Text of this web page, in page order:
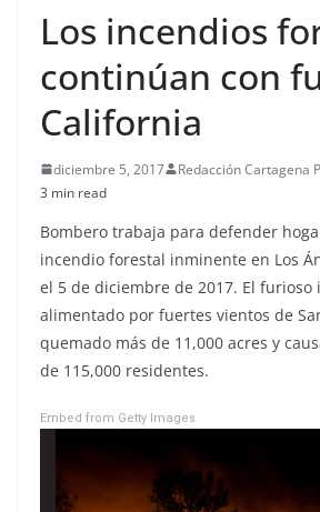
Los incendios
continúan con
California
diciembre 5, 2017 Redacción Cartagena
3 min read
Bombero trabaja para defender
incendio forestal inminente en Los
el 5 de diciembre de 2017. El furioso
alimentado por fuertes vientos de
quemado más de 11,000 acres y
de 115,000 residentes.
Embed from Getty Images